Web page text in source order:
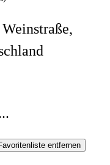
entfernen